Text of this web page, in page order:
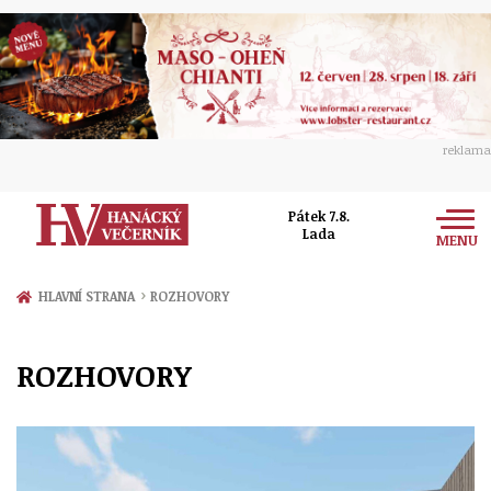
reklama
Pátek 7.8.
Lada
MENU
Zprávy
Přerov
Politika
Ekonomika
Kultura
Hudba
Společnost
HLAVNÍ STRANA › ROZHOVORY
ROZHOVORY